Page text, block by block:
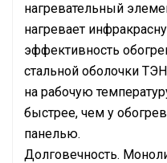
нагревательный
нагревает
эффективность
стальной оболочки
на рабочую
быстрее, чем у
панелью.
Долговечность.